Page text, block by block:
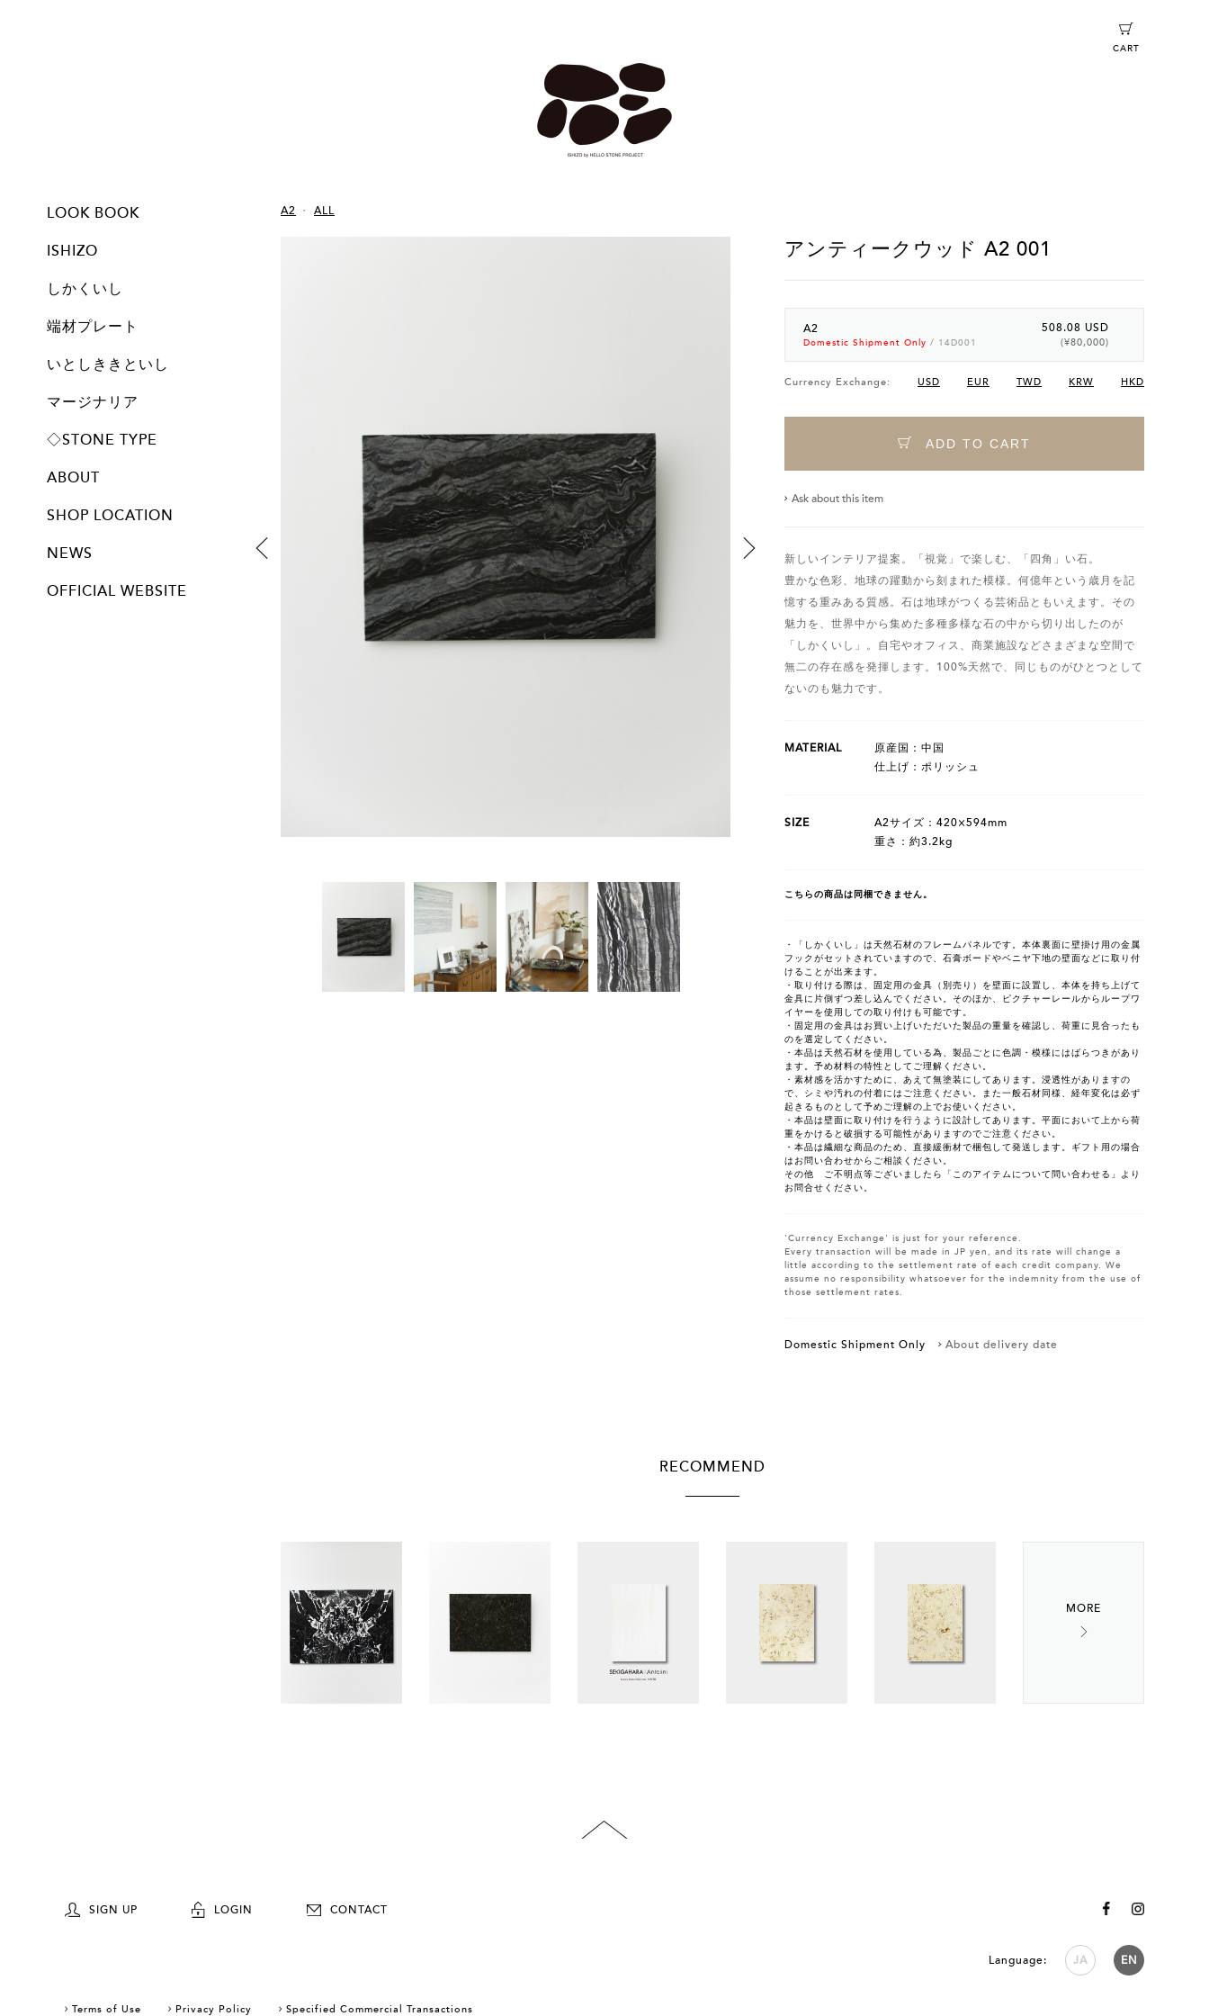
LOOK BOOK
ISHIZO
しかくいし
端材プレート
いとしききといし
マージナリア
◇STONE TYPE
ABOUT
SHOP LOCATION
NEWS
OFFICIAL WEBSITE
CART
A2 ALL
アンティークウッド A2 001
A2
Domestic Shipment Only / 14D001
508.08 USD
(¥80,000)
Currency Exchange: USD EUR TWD KRW HKD
ADD TO CART
Ask about this item
新しいインテリア提案。「視覚」で楽しむ、「四角」い石。
豊かな色彩、地球の躍動から刻まれた模様。何億年という歳月を記
憶する重みある質感。石は地球がつくる芸術品ともいえます。その
魅力を、世界中から集めた多種多様な石の中から切り出したのが
「しかくいし」。自宅やオフィス、商業施設などさまざまな空間で
無二の存在感を発揮します。100%天然で、同じものがひとつとして
ないのも魅力です。
MATERIAL
原産国：中国
仕上げ：ポリッシュ
SIZE
A2サイズ：420×594mm
重さ：約3.2kg
こちらの商品は同梱できません。
・「しかくいし」は天然石材のフレームパネルです。本体裏面に壁掛け用の金属
フックがセットされていますので、石膏ボードやベニヤ下地の壁面などに取り付
けることが出来ます。
・取り付ける際は、固定用の金具（別売り）を壁面に設置し、本体を持ち上げて
金具に片側ずつ差し込んでください。そのほか、ピクチャーレールからループワ
イヤーを使用しての取り付けも可能です。
・固定用の金具はお買い上げいただいた製品の重量を確認し、荷重に見合ったも
のを選定してください。
・本品は天然石材を使用している為、製品ごとに色調・模様にはばらつきがあり
ます。予め材料の特性としてご理解ください。
・素材感を活かすために、あえて無塗装にしてあります。浸透性がありますの
で、シミや汚れの付着にはご注意ください。また一般石材同様、経年変化は必ず
起きるものとして予めご理解の上でお使いください。
・本品は壁面に取り付けを行うように設計してあります。平面において上から荷
重をかけると破損する可能性がありますのでご注意ください。
・本品は繊細な商品のため、直接緩衝材で梱包して発送します。ギフト用の場合
はお問い合わせからご相談ください。
その他 ご不明点等ございましたら「このアイテムについて問い合わせる」より
お問合せください。
'Currency Exchange' is just for your reference.
Every transaction will be made in JP yen, and its rate will change a
little according to the settlement rate of each credit company. We
assume no responsibility whatsoever for the indemnity from the use of
those settlement rates.
Domestic Shipment Only About delivery date
RECOMMEND
SIGN UP LOGIN CONTACT
Language: JA EN
Terms of Use Privacy Policy Specified Commercial Transactions